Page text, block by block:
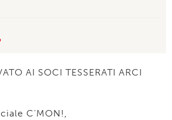
AI SOCI TESSERATI ARCI
C’MON!,